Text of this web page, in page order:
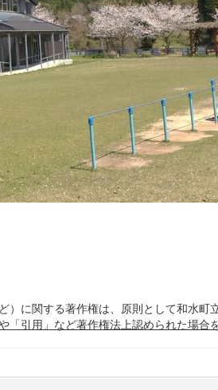
楠1001番地
）に関する著作権は、原則として和水町
引用」など著作権法上認められた場